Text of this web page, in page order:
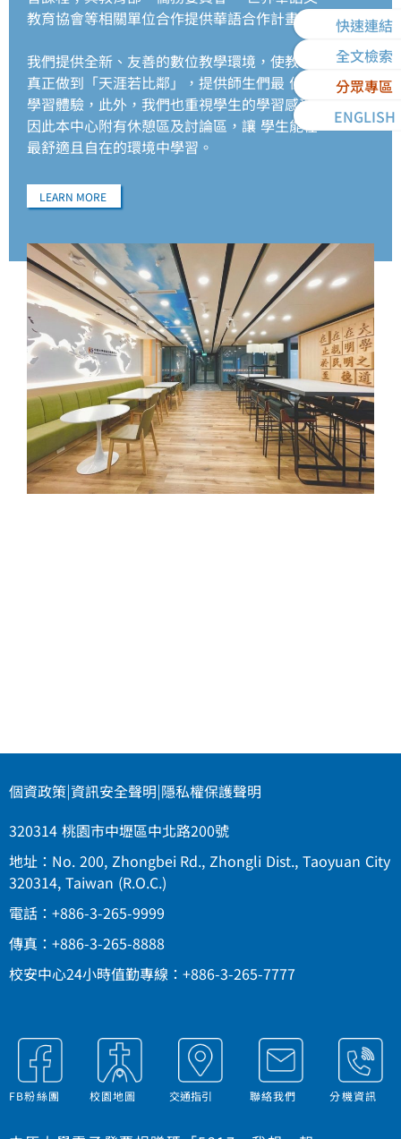
快速連結
全文檢索
分眾專區
ENGLISH
教育協會等相關單位合作提供華語合作計畫。
我們提供全新、友善的數位教學環境，使教學能
真正做到「天涯若比鄰」，提供師生們最 佳的
學習體驗，此外，我們也重視學生的學習感受，
因此本中心附有休憩區及討論區，讓 學生能在
最舒適且自在的環境中學習。
LEARN MORE
個資政策|資訊安全聲明|隱私權保護聲明
320314 桃園市中壢區中北路200號
地址：No. 200, Zhongbei Rd., Zhongli Dist., Taoyuan City
320314, Taiwan (R.O.C.)
電話：+886-3-265-9999
傳真：+886-3-265-8888
校安中心24小時值勤專線：+886-3-265-7777
FB粉絲團 校園地圖 交通指引 聯絡我們 分機資訊